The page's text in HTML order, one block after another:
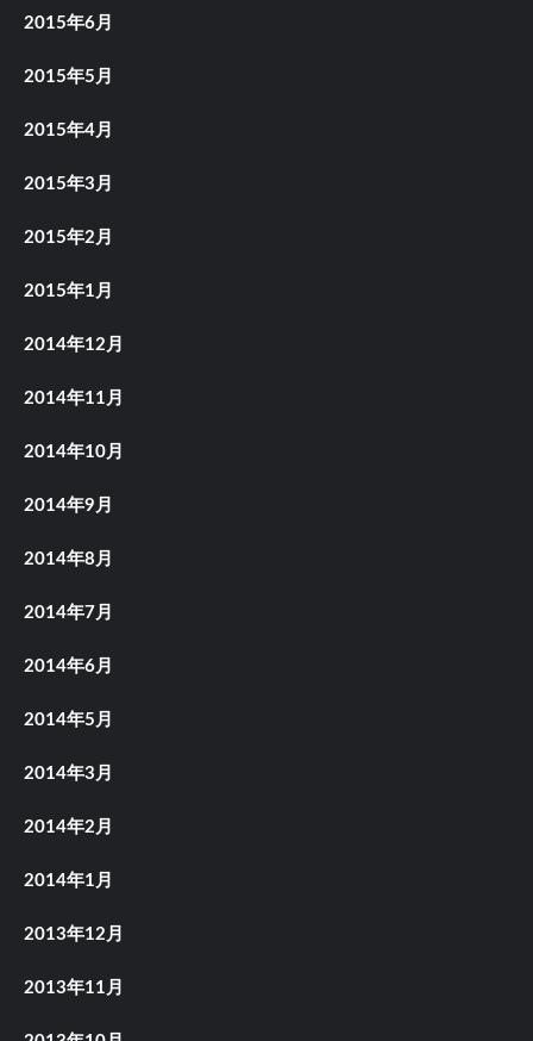
2015年6月
2015年5月
2015年4月
2015年3月
2015年2月
2015年1月
2014年12月
2014年11月
2014年10月
2014年9月
2014年8月
2014年7月
2014年6月
2014年5月
2014年3月
2014年2月
2014年1月
2013年12月
2013年11月